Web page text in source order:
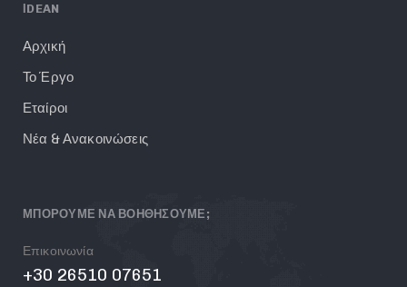
ΙDEAN
Αρχική
Το Έργο
Εταίροι
Νέα & Ανακοινώσεις
ΜΠΟΡΟΥΜΕ ΝΑ ΒΟΗΘΗΣΟΥΜΕ;
Επικοινωνία
+30 26510 07651